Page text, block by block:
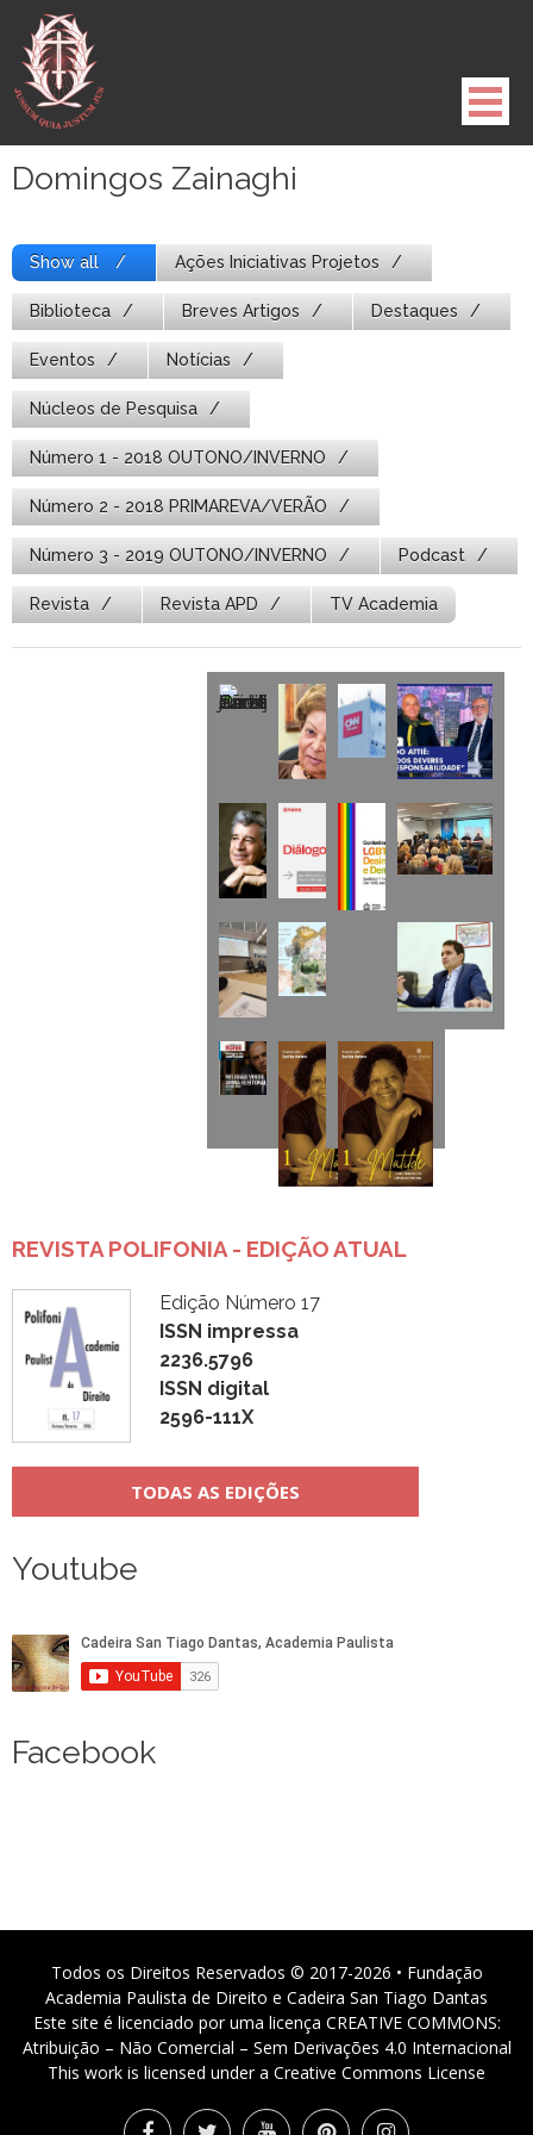
para
conteúdo
Domingos Zainaghi
Show all Ações Iniciativas Projetos
Biblioteca Breves Artigos Destaques
Eventos Notícias
Núcleos de Pesquisa
Número 1 - 2018 OUTONO/INVERNO
Número 2 - 2018 PRIMAREVA/VERÃO
Número 3 - 2019 OUTONO/INVERNO Podcast
Revista Revista APD TV Academia
REVISTA POLIFONIA - EDIÇÃO ATUAL
Edição Número 17
ISSN impressa
2236.5796
ISSN digital
2596-111X
TODAS AS EDIÇÕES
Youtube
Facebook
Todos os Direitos Reservados © 2017-2026 • Fundação
Academia Paulista de Direito e Cadeira San Tiago Dantas
Este site é licenciado por uma licença CREATIVE COMMONS:
Atribuição – Não Comercial – Sem Derivações 4.0 Internacional
This work is licensed under a Creative Commons License